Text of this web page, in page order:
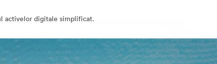
activelor digitale simplificat.